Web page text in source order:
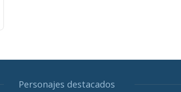
Personajes destacados